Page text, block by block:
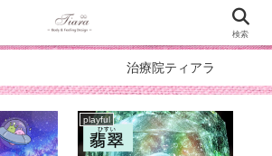
治療院ティアラ
playful
検索